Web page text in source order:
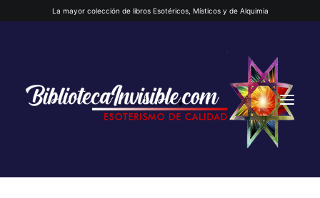
La mayor colección de libros Esotéricos, Místicos y de Alquimia